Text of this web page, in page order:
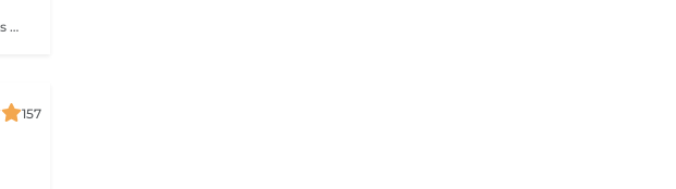
Il compte sur une pression ferme et un rythme accéléré, en plus de pompages et des manuvres exclusives qui permettent des résultats immédiats. Cette technique réduit les oedèmes, active la circulation sanguine et potentialise un réseau complexe de vaisseaux où passent les fluides corporels, réduisant ainsi la tant redoutée cellulite. Le résultat est un corps moins gonflé et galbé avec un métabolisme plus accéléré et, donc, une sensation de bien-être.
157